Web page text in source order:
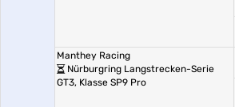
Manthey Racing
Nürburgring Langstrecken-Serie
GT3, Klasse SP9 Pro